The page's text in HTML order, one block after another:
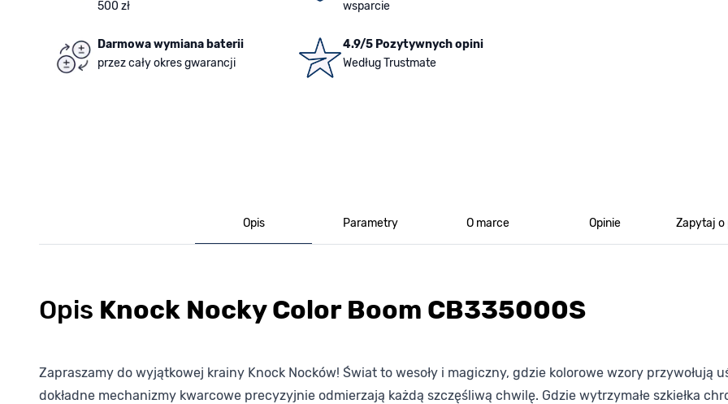
500 zł
wsparcie
Darmowa wymiana baterii
przez cały okres gwarancji
4.9/5 Pozytywnych opini
Według Trustmate
Opis Parametry O marce Opinie Zapytaj o
Opis Knock Nocky Color Boom CB335000S
Zapraszamy do wyjątkowej krainy Knock Nocków! Świat to wesoły i magiczny, gdzie kolorowe wzory przywołują
dokładne mechanizmy kwarcowe precyzyjnie odmierzają każdą szczęśliwą chwilę. Gdzie wytrzymałe szkiełka